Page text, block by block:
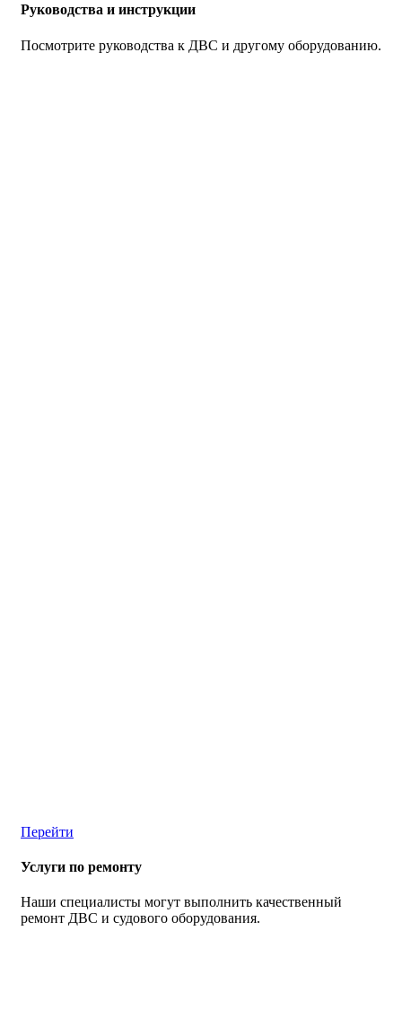
Руководства и инструкции
Посмотрите руководства к ДВС и другому оборудованию.
Перейти
Услуги по ремонту
Наши специалисты могут выполнить качественный
ремонт ДВС и судового оборудования.